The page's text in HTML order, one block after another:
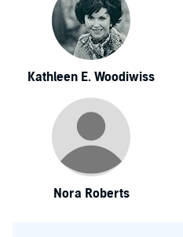
Kathleen E. Woodiwiss
Nora Roberts